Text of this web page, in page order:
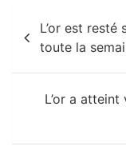
Navigation
de
l’article
L’or est resté
toute la
L’or a